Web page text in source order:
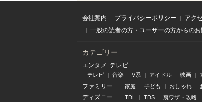
会社案内 プライバシーポリシー アク
一般の読者の方・ユーザーの方からの
カテゴリー
エンタメ･テレビ
テレビ 音楽 V系 アイドル 映画
ファミリー 家庭 子ども おしゃれ
ディズニー TDL TDS 裏ワザ・攻略